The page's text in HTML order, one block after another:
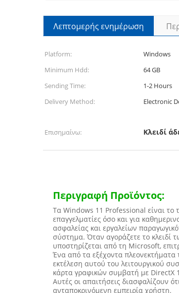
Λεπτομερής ενημέρωση
Platform: Windows
Minimum Hdd:
64 GB
Sending Time:
1-2 Hours
Delivery Method:
Electronic
Επισημαίνω:
Κλειδί
Περιγραφή Προϊόντος:
Τα Windows 11 Professional είναι το
επαγγελματίες όσο και για
ασφαλείας και εργαλείων
σύστημα. Όταν αγοράζετε το κλειδί
υποστηρίζεται από τη Microsoft,
Ένα από τα εξέχοντα
εκτέλεση αυτού του λειτουργικού
κάρτα γραφικών συμβατή με DirectX
Αυτές οι απαιτήσεις διασφαλίζουν
ανταποκρινόμενη εμπειρία χρήστη.